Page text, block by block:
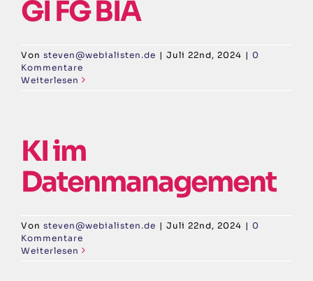
GI FG BIA
Von steven@webialisten.de | Juli 22nd, 2024 | 0
Kommentare
Weiterlesen
KI im
Datenmanagement
Von steven@webialisten.de | Juli 22nd, 2024 | 0
Kommentare
Weiterlesen